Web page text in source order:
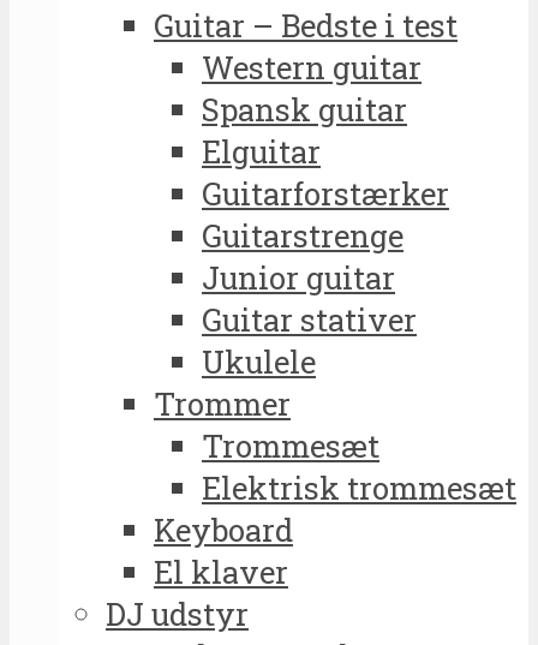
Guitar – Bedste i test
Western guitar
Spansk guitar
Elguitar
Guitarforstærker
Guitarstrenge
Junior guitar
Guitar stativer
Ukulele
Trommer
Trommesæt
Elektrisk trommesæt
Keyboard
El klaver
DJ udstyr